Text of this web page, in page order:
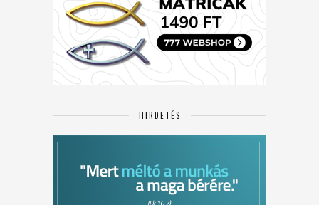
HIRDETÉS